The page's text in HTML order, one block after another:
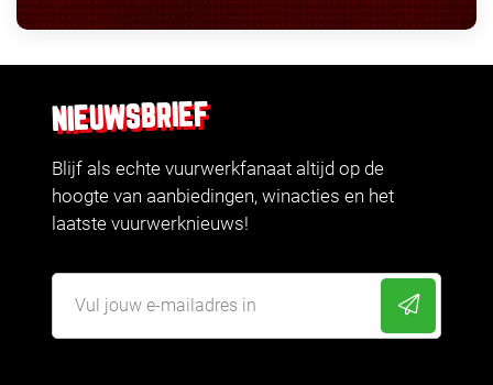
NIEUWSBRIEF
Blijf als echte vuurwerkfanaat altijd op de
hoogte van aanbiedingen, winacties en het
laatste vuurwerknieuws!